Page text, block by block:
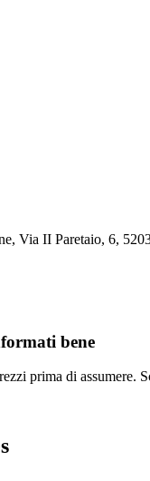
Via II Paretaio, 6,
bene
prima di assumere.